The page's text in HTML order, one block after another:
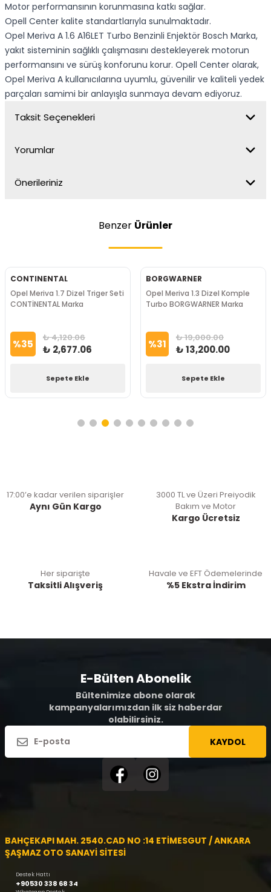
Motor performansının korunmasına katkı sağlar.
Opell Center kalite standartlarıyla sunulmaktadır.
Opel Meriva A 1.6 A16LET Turbo Benzinli Enjektör Bosch Marka,
yakıt sisteminin sağlıklı çalışmasını destekleyerek motorun
performansını ve sürüş konforunu korur. Opell Center olarak,
Opel Meriva A kullanıcılarına uyumlu, güvenilir ve kaliteli yedek
parçaları samimi bir anlayışla sunmaya devam ediyoruz.
Taksit Seçenekleri
Yorumlar
Önerileriniz
Benzer Ürünler
CONTINENTAL
Opel Meriva 1.7 Dizel Triger Seti
CONTİNENTAL Marka
%35 ₺ 4,120.06
₺ 2,677.06
Sepete Ekle
BORGWARNER
Opel Meriva 1.3 Dizel Komple
Turbo BORGWARNER Marka
%31 ₺ 19,000.00
₺ 13,200.00
Sepete Ekle
17:00’e kadar verilen siparişler
Aynı Gün Kargo
3000 TL ve Üzeri Preiyodik
Bakım ve Motor
Kargo Ücretsiz
Her siparişte
Taksitli Alışveriş
Havale ve EFT Ödemelerinde
%5 Ekstra İndirim
E-Bülten Abonelik
Bültenimize abone olarak
kampanyalarımızdan ilk siz haberdar
olabilirsiniz.
KAYDOL
BAHÇEKAPI MAH. 2540.CAD NO :14 ETİMESGUT / ANKARA
ŞAŞMAZ OTO SANAYİ SİTESİ
Destek Hattı
+90530 338 68 34